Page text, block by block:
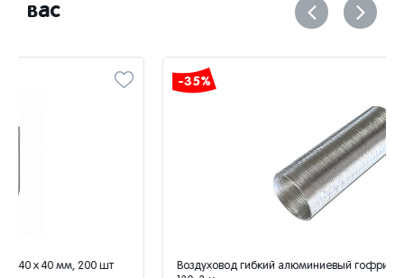
вас
Воздуховод гибкий алюминиевый гофрированный Era 13ВА, D